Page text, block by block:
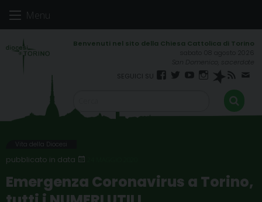
Menu
sabato 08 agosto 2026
Facebook
TwitterYouTube
Instagram
Spreaker
RSS
FEED
Vita della Diocesi
Emergenza Coronavirus a Torino,